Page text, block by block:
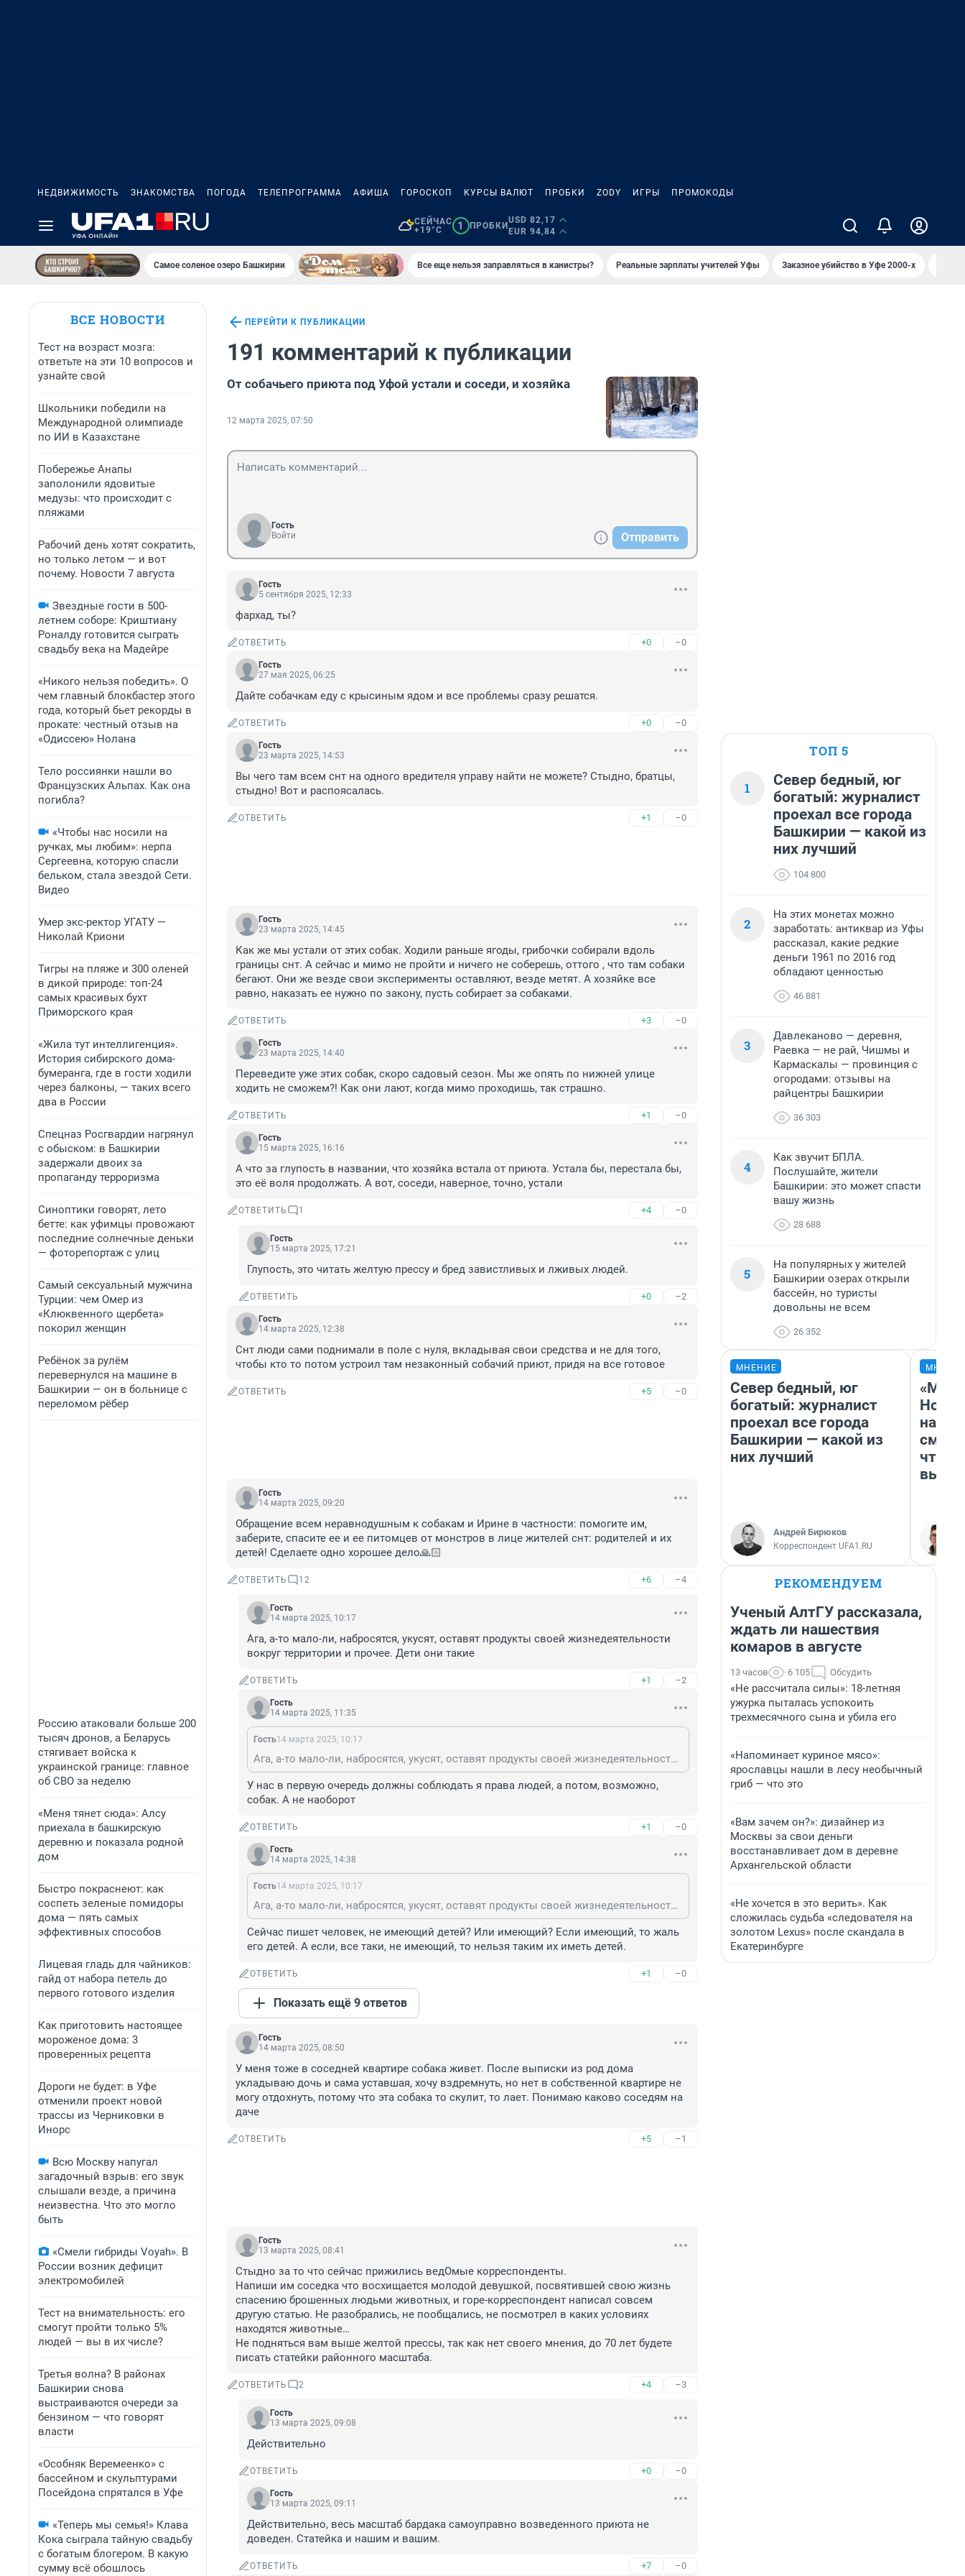
НЕДВИЖИМОСТЬ ЗНАКОМСТВА ПОГОДА ТЕЛЕПРОГРАММА АФИША ГОРОСКОП КУРСЫ ВАЛЮТ ПРОБКИ ZODY ИГРЫ ПРОМОКОДЫ
СЕЙЧАС
+19°C
1 ПРОБКИ
USD 82,17
EUR 94,84
Самое соленое озеро Башкирии Все еще нельзя заправляться в канистры? Реальные зарплаты учителей Уфы Заказное убийство в Уфе 2000-х
ВСЕ НОВОСТИ
Тест на возраст мозга:
ответьте на эти 10 вопросов и
узнайте свой
Школьники победили на
Международной олимпиаде
по ИИ в Казахстане
Побережье Анапы
заполонили ядовитые
медузы: что происходит с
пляжами
Рабочий день хотят сократить,
но только летом — и вот
почему. Новости 7 августа
Звездные гости в 500-
летнем соборе: Криштиану
Роналду готовится сыграть
свадьбу века на Мадейре
«Никого нельзя победить». О
чем главный блокбастер этого
года, который бьет рекорды в
прокате: честный отзыв на
«Одиссею» Нолана
Тело россиянки нашли во
Французских Альпах. Как она
погибла?
«Чтобы нас носили на
ручках, мы любим»: нерпа
Сергеевна, которую спасли
бельком, стала звездой Сети.
Видео
Умер экс-ректор УГАТУ —
Николай Криони
Тигры на пляже и 300 оленей
в дикой природе: топ-24
самых красивых бухт
Приморского края
«Жила тут интеллигенция».
История сибирского дома-
бумеранга, где в гости ходили
через балконы, — таких всего
два в России
Спецназ Росгвардии нагрянул
с обыском: в Башкирии
задержали двоих за
пропаганду терроризма
Синоптики говорят, лето
бетте: как уфимцы провожают
последние солнечные деньки
— фоторепортаж с улиц
Самый сексуальный мужчина
Турции: чем Омер из
«Клюквенного щербета»
покорил женщин
Ребёнок за рулём
перевернулся на машине в
Башкирии — он в больнице с
переломом рёбер
Россию атаковали больше 200
тысяч дронов, а Беларусь
стягивает войска к
украинской границе: главное
об СВО за неделю
«Меня тянет сюда»: Алсу
приехала в башкирскую
деревню и показала родной
дом
Быстро покраснеют: как
соспеть зеленые помидоры
дома — пять самых
эффективных способов
Лицевая гладь для чайников:
гайд от набора петель до
первого готового изделия
Как приготовить настоящее
мороженое дома: 3
проверенных рецепта
Дороги не будет: в Уфе
отменили проект новой
трассы из Черниковки в
Инорс
Всю Москву напугал
загадочный взрыв: его звук
слышали везде, а причина
неизвестна. Что это могло
быть
«Смели гибриды Voyah». В
России возник дефицит
электромобилей
Тест на внимательность: его
смогут пройти только 5%
людей — вы в их числе?
Третья волна? В районах
Башкирии снова
выстраиваются очереди за
бензином — что говорят
власти
«Особняк Веремеенко» с
бассейном и скульптурами
Посейдона спрятался в Уфе
«Теперь мы семья!» Клава
Кока сыграла тайную свадьбу
с богатым блогером. В какую
сумму всё обошлось
ПЕРЕЙТИ К ПУБЛИКАЦИИ
191 комментарий к публикации
От собачьего приюта под Уфой устали и соседи, и хозяйка
12 марта 2025, 07:50
Гость
Войти
Отправить
Гость
5 сентября 2025, 12:33
фархад, ты?
ОТВЕТИТЬ +0 –0
Гость
27 мая 2025, 06:25
Дайте собачкам еду с крысиным ядом и все проблемы сразу решатся.
ОТВЕТИТЬ +0 –0
Гость
23 марта 2025, 14:53
Вы чего там всем снт на одного вредителя управу найти не можете? Стыдно, братцы,
стыдно! Вот и распоясалась.
ОТВЕТИТЬ +1 –0
Гость
23 марта 2025, 14:45
Как же мы устали от этих собак. Ходили раньше ягоды, грибочки собирали вдоль
границы снт. А сейчас и мимо не пройти и ничего не соберешь, оттого , что там собаки
бегают. Они же везде свои эксперименты оставляют, везде метят. А хозяйке все
равно, наказать ее нужно по закону, пусть собирает за собаками.
ОТВЕТИТЬ +3 –0
Гость
23 марта 2025, 14:40
Переведите уже этих собак, скоро садовый сезон. Мы же опять по нижней улице
ходить не сможем?! Как они лают, когда мимо проходишь, так страшно.
ОТВЕТИТЬ +1 –0
Гость
15 марта 2025, 16:16
А что за глупость в названии, что хозяйка встала от приюта. Устала бы, перестала бы,
это её воля продолжать. А вот, соседи, наверное, точно, устали
ОТВЕТИТЬ 1 +4 –0
Гость
15 марта 2025, 17:21
Глупость, это читать желтую прессу и бред завистливых и лживых людей.
ОТВЕТИТЬ +0 –2
Гость
14 марта 2025, 12:38
Снт люди сами поднимали в поле с нуля, вкладывая свои средства и не для того,
чтобы кто то потом устроил там незаконный собачий приют, придя на все готовое
ОТВЕТИТЬ +5 –0
Гость
14 марта 2025, 09:20
Обращение всем неравнодушным к собакам и Ирине в частности: помогите им,
заберите, спасите ее и ее питомцев от монстров в лице жителей снт: родителей и их
детей! Сделаете одно хорошее дело🙏🏻
ОТВЕТИТЬ 12 +6 –4
Гость
14 марта 2025, 10:17
Ага, а-то мало-ли, набросятся, укусят, оставят продукты своей жизнедеятельности
вокруг территории и прочее. Дети они такие
ОТВЕТИТЬ +1 –2
Гость
14 марта 2025, 11:35
Гость14 марта 2025, 10:17
Ага, а-то мало-ли, набросятся, укусят, оставят продукты своей жизнедеятельности вокруг территории и прочее. Дети они такие
У нас в первую очередь должны соблюдать я права людей, а потом, возможно,
собак. А не наоборот
ОТВЕТИТЬ +1 –0
Гость
14 марта 2025, 14:38
Гость14 марта 2025, 10:17
Ага, а-то мало-ли, набросятся, укусят, оставят продукты своей жизнедеятельности вокруг территории и прочее. Дети они такие
Сейчас пишет человек, не имеющий детей? Или имеющий? Если имеющий, то жаль
его детей. А если, все таки, не имеющий, то нельзя таким их иметь детей.
ОТВЕТИТЬ +1 –0
Показать ещё 9 ответов
Гость
14 марта 2025, 08:50
У меня тоже в соседней квартире собака живет. После выписки из род дома
укладываю дочь и сама уставшая, хочу вздремнуть, но нет в собственной квартире не
могу отдохнуть, потому что эта собака то скулит, то лает. Понимаю каково соседям на
даче
ОТВЕТИТЬ +5 –1
Гость
13 марта 2025, 08:41
Стыдно за то что сейчас прижились ведОмые корреспонденты.
Напиши им соседка что восхищается молодой девушкой, посвятившей свою жизнь
спасению брошенных людьми животных, и горе-корреспондент написал совсем
другую статью. Не разобрались, не пообщались, не посмотрел в каких условиях
находятся животные…
Не подняться вам выше желтой прессы, так как нет своего мнения, до 70 лет будете
писать статейки районного масштаба.
ОТВЕТИТЬ 2 +4 –3
Гость
13 марта 2025, 09:08
Действительно
ОТВЕТИТЬ +0 –0
Гость
13 марта 2025, 09:11
Действительно, весь масштаб бардака самоуправно возведенного приюта не
доведен. Статейка и нашим и вашим.
ОТВЕТИТЬ +7 –0
ТОП 5
1
Север бедный, юг
богатый: журналист
проехал все города
Башкирии — какой из
них лучший
104 800
2
На этих монетах можно
заработать: антиквар из Уфы
рассказал, какие редкие
деньги 1961 по 2016 год
обладают ценностью
46 881
3
Давлеканово — деревня,
Раевка — не рай, Чишмы и
Кармаскалы — провинция с
огородами: отзывы на
райцентры Башкирии
36 303
4
Как звучит БПЛА.
Послушайте, жители
Башкирии: это может спасти
вашу жизнь
28 688
5
На популярных у жителей
Башкирии озерах открыли
бассейн, но туристы
довольны не всем
26 352
МНЕНИЕ
Север бедный, юг
богатый: журналист
проехал все города
Башкирии — какой из
них лучший
Андрей Бирюков
Корреспондент UFA1.RU
«Мы
РЕКОМЕНДУЕМ
Ученый АлтГУ рассказала,
ждать ли нашествия
комаров в августе
13 часов 6 105 Обсудить
«Не рассчитала силы»: 18-летняя
ужурка пыталась успокоить
трехмесячного сына и убила его
«Напоминает куриное мясо»:
ярославцы нашли в лесу необычный
гриб — что это
«Вам зачем он?»: дизайнер из
Москвы за свои деньги
восстанавливает дом в деревне
Архангельской области
«Не хочется в это верить». Как
сложилась судьба «следователя на
золотом Lexus» после скандала в
Екатеринбурге